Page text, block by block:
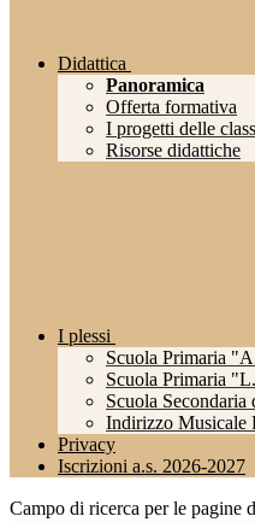
Didattica
Panoramica
Offerta formativa
I progetti delle
Risorse didattiche
I plessi
Scuola Primaria
Scuola Primaria
Scuola
Indirizzo Musicale
Privacy
Iscrizioni a.s. 2026-2027
Campo di ricerca per le pagine